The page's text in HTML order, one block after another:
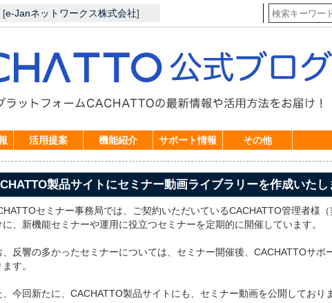
[e-Janネットワークス株式会社]
活用提案 機能紹介 サポート情報 その他
製品サイトにセミナー動画ライブラリーを作成いたし
セミナー事務局では、ご契約いただいているCACHATTO管理者様（
に、新機能セミナーや運用に役立つセミナーを定期的に開催しています。
、反響の多かったセミナーについては、セミナー開催後、CACHATTOサポ
す。
、今回新たに、CACHATTO製品サイトにも、セミナー動画を公開しており